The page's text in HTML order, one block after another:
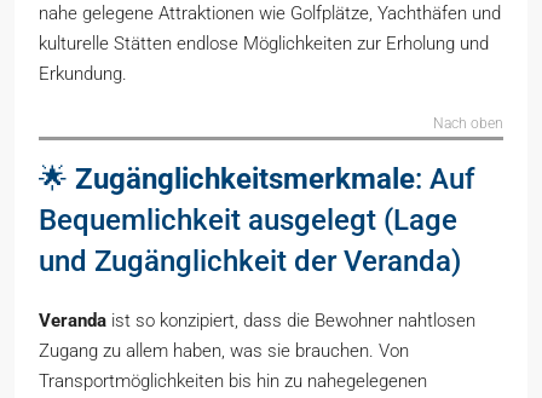
nahe gelegene Attraktionen wie Golfplätze, Yachthäfen und
kulturelle Stätten endlose Möglichkeiten zur Erholung und
Erkundung.
Nach oben
🌟 Zugänglichkeitsmerkmale: Auf
Bequemlichkeit ausgelegt (Lage
und Zugänglichkeit der Veranda)
Veranda ist so konzipiert, dass die Bewohner nahtlosen
Zugang zu allem haben, was sie brauchen. Von
Transportmöglichkeiten bis hin zu nahegelegenen